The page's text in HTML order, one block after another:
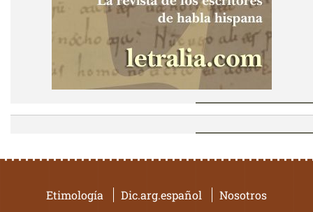
Etimología Dic.arg.español Nosotros